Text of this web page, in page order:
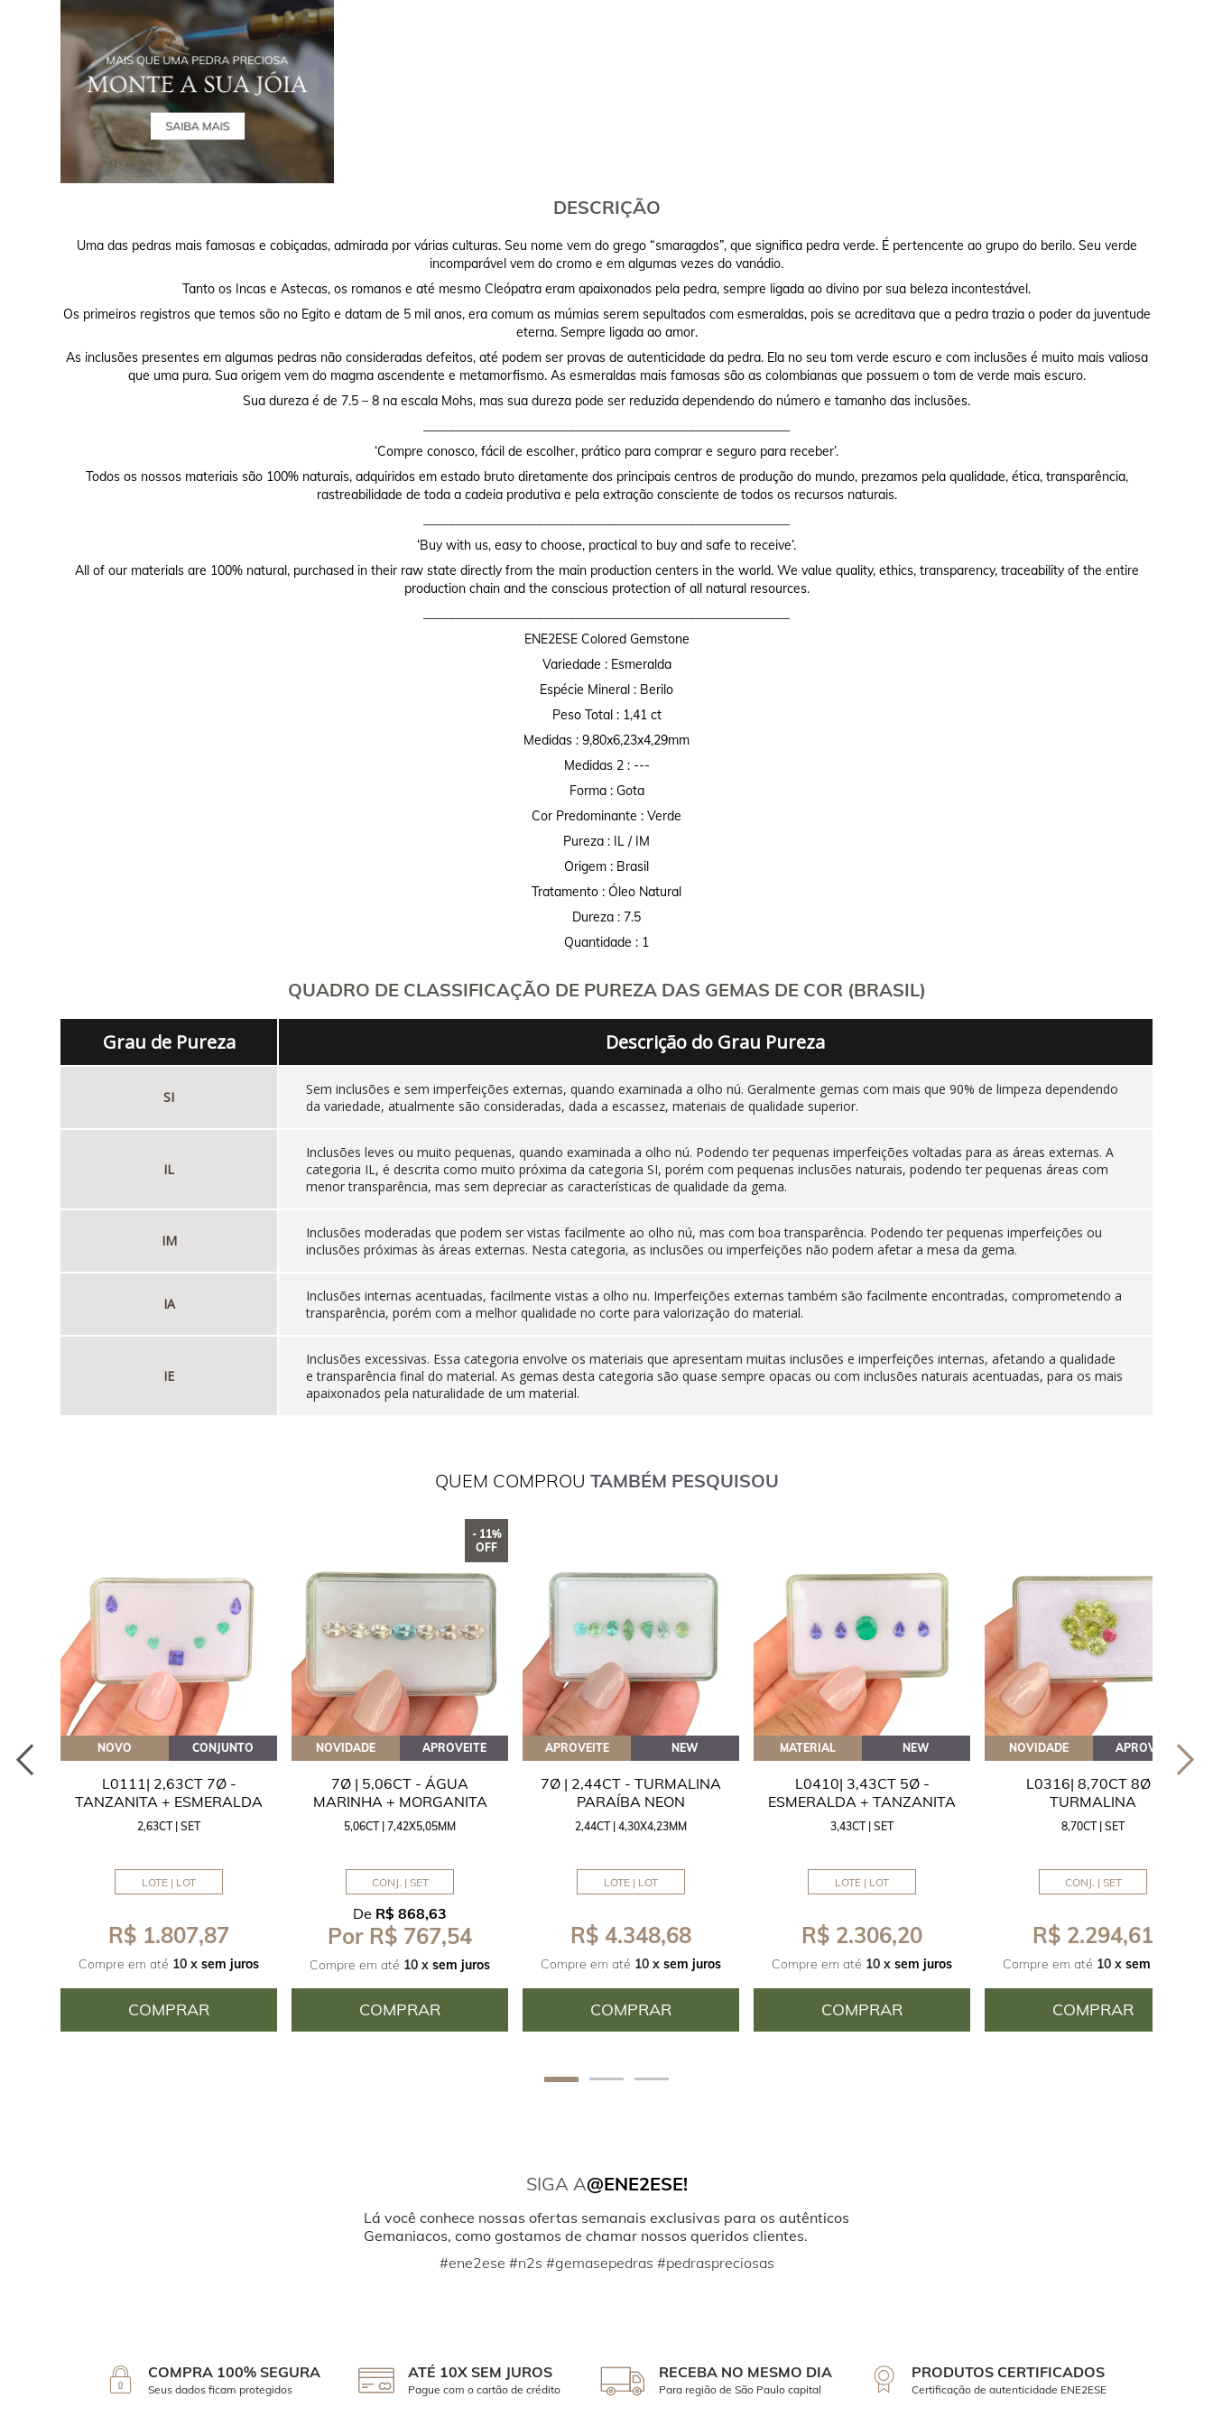
DESCRIÇÃO
Uma das pedras mais famosas e cobiçadas, admirada por várias culturas. Seu nome vem do grego “smaragdos”, que significa pedra verde. É pertencente ao grupo do berilo. Seu verde
incomparável vem do cromo e em algumas vezes do vanádio.
Tanto os Incas e Astecas, os romanos e até mesmo Cleópatra eram apaixonados pela pedra, sempre ligada ao divino por sua beleza incontestável.
Os primeiros registros que temos são no Egito e datam de 5 mil anos, era comum as múmias serem sepultados com esmeraldas, pois se acreditava que a pedra trazia o poder da juventude
eterna. Sempre ligada ao amor.
As inclusões presentes em algumas pedras não consideradas defeitos, até podem ser provas de autenticidade da pedra. Ela no seu tom verde escuro e com inclusões é muito mais valiosa
que uma pura. Sua origem vem do magma ascendente e metamorfismo. As esmeraldas mais famosas são as colombianas que possuem o tom de verde mais escuro.
Sua dureza é de 7.5 – 8 na escala Mohs, mas sua dureza pode ser reduzida dependendo do número e tamanho das inclusões.
‘Compre conosco, fácil de escolher, prático para comprar e seguro para receber’.
Todos os nossos materiais são 100% naturais, adquiridos em estado bruto diretamente dos principais centros de produção do mundo, prezamos pela qualidade, ética, transparência,
rastreabilidade de toda a cadeia produtiva e pela extração consciente de todos os recursos naturais.
‘Buy with us, easy to choose, practical to buy and safe to receive’.
All of our materials are 100% natural, purchased in their raw state directly from the main production centers in the world. We value quality, ethics, transparency, traceability of the entire
production chain and the conscious protection of all natural resources.
ENE2ESE Colored Gemstone
Variedade : Esmeralda
Espécie Mineral : Berilo
Peso Total : 1,41 ct
Medidas : 9,80x6,23x4,29mm
Medidas 2 : ---
Forma : Gota
Cor Predominante : Verde
Pureza : IL / IM
Origem : Brasil
Tratamento : Óleo Natural
Dureza : 7.5
Quantidade : 1
QUADRO DE CLASSIFICAÇÃO DE PUREZA DAS GEMAS DE COR (BRASIL)
Grau de Pureza Descrição do Grau Pureza
SI
Sem inclusões e sem imperfeições externas, quando examinada a olho nú. Geralmente gemas com mais que 90% de limpeza dependendo
da variedade, atualmente são consideradas, dada a escassez, materiais de qualidade superior.
IL
Inclusões leves ou muito pequenas, quando examinada a olho nú. Podendo ter pequenas imperfeições voltadas para as áreas externas. A
categoria IL, é descrita como muito próxima da categoria SI, porém com pequenas inclusões naturais, podendo ter pequenas áreas com
menor transparência, mas sem depreciar as características de qualidade da gema.
IM
Inclusões moderadas que podem ser vistas facilmente ao olho nú, mas com boa transparência. Podendo ter pequenas imperfeições ou
inclusões próximas às áreas externas. Nesta categoria, as inclusões ou imperfeições não podem afetar a mesa da gema.
IA
Inclusões internas acentuadas, facilmente vistas a olho nu. Imperfeições externas também são facilmente encontradas, comprometendo a
transparência, porém com a melhor qualidade no corte para valorização do material.
IE
Inclusões excessivas. Essa categoria envolve os materiais que apresentam muitas inclusões e imperfeições internas, afetando a qualidade
e transparência final do material. As gemas desta categoria são quase sempre opacas ou com inclusões naturais acentuadas, para os mais
apaixonados pela naturalidade de um material.
QUEM COMPROU TAMBÉM PESQUISOU
NOVO CONJUNTO
L0111| 2,63CT 7Ø -
TANZANITA + ESMERALDA
2,63CT | SET
LOTE | LOT
R$ 1.807,87
Compre em até 10 x sem juros
COMPRAR
- 11%
OFF
NOVIDADE APROVEITE
7Ø | 5,06CT - ÁGUA
MARINHA + MORGANITA
5,06CT | 7,42X5,05MM
CONJ. | SET
De R$ 868,63
Por R$ 767,54
Compre em até 10 x sem juros
COMPRAR
APROVEITE NEW
7Ø | 2,44CT - TURMALINA
PARAÍBA NEON
2,44CT | 4,30X4,23MM
LOTE | LOT
R$ 4.348,68
Compre em até 10 x sem juros
COMPRAR
MATERIAL NEW
L0410| 3,43CT 5Ø -
ESMERALDA + TANZANITA
3,43CT | SET
LOTE | LOT
R$ 2.306,20
Compre em até 10 x sem juros
COMPRAR
NOVIDADE APROVEITE
L0316| 8,70CT 8Ø -
TURMALINA
8,70CT | SET
CONJ. | SET
R$ 2.294,61
Compre em até 10 x sem juros
COMPRAR
SIGA A@ENE2ESE!
Lá você conhece nossas ofertas semanais exclusivas para os autênticos
Gemaniacos, como gostamos de chamar nossos queridos clientes.
#ene2ese #n2s #gemasepedras #pedraspreciosas
COMPRA 100% SEGURA
Seus dados ficam protegidos
ATÉ 10X SEM JUROS
Pague com o cartão de crédito
RECEBA NO MESMO DIA
Para região de São Paulo capital
PRODUTOS CERTIFICADOS
Certificação de autenticidade ENE2ESE